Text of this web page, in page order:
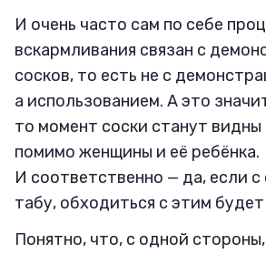
И очень часто сам по себе
вскармливания связан с
сосков, то есть не с
а использованием. А это
то момент соски станут
помимо женщины и её ребёнка.
И соответственно — да, если с
табу, обходиться с этим будет
Понятно, что, с одной